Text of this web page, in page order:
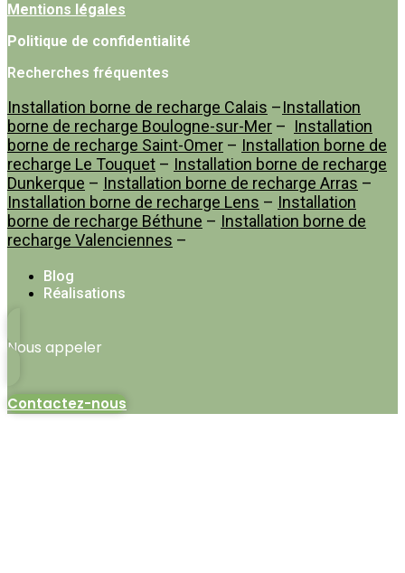
Mentions légales
Politique de confidentialité
Recherches fréquentes
Installation borne de recharge Calais –Installation
borne de recharge Boulogne-sur-Mer – Installation
borne de recharge Saint-Omer – Installation borne de
recharge Le Touquet – Installation borne de recharge
Dunkerque – Installation borne de recharge Arras –
Installation borne de recharge Lens – Installation
borne de recharge Béthune – Installation borne de
recharge Valenciennes –
Blog
Réalisations
Nous appeler
Contactez-nous